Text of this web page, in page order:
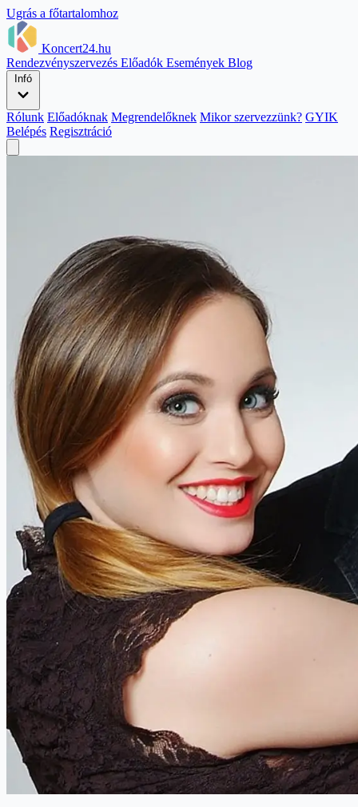
Ugrás a főtartalomhoz
Koncert24.hu
Rendezvényszervezés Előadók Események Blog
Infó
Rólunk Előadóknak Megrendelőknek Mikor szervezzünk? GYIK
Belépés Regisztráció